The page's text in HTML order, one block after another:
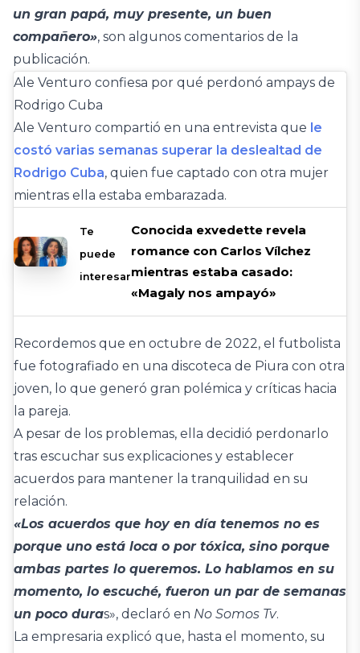
un gran papá, muy presente, un buen
compañero», son algunos comentarios de la
publicación.
Ale Venturo confiesa por qué perdonó ampays de
Rodrigo Cuba
Ale Venturo compartió en una entrevista que le
costó varias semanas superar la deslealtad de
Rodrigo Cuba, quien fue captado con otra mujer
mientras ella estaba embarazada.
Te
puede
interesar
Conocida exvedette revela
romance con Carlos Vílchez
mientras estaba casado:
«Magaly nos ampayó»
Recordemos que en octubre de 2022, el futbolista
fue fotografiado en una discoteca de Piura con otra
joven, lo que generó gran polémica y críticas hacia
la pareja.
A pesar de los problemas, ella decidió perdonarlo
tras escuchar sus explicaciones y establecer
acuerdos para mantener la tranquilidad en su
relación.
«Los acuerdos que hoy en día tenemos no es
porque uno está loca o por tóxica, sino porque
ambas partes lo queremos. Lo hablamos en su
momento, lo escuché, fueron un par de semanas
un poco duras», declaró en No Somos Tv.
La empresaria explicó que, hasta el momento, su